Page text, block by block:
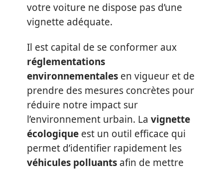
votre voiture ne dispose pas d’une
vignette adéquate.
Il est capital de se conformer aux
réglementations
environnementales en vigueur et de
prendre des mesures concrètes pour
réduire notre impact sur
l’environnement urbain. La vignette
écologique est un outil efficace qui
permet d’identifier rapidement les
véhicules polluants afin de mettre